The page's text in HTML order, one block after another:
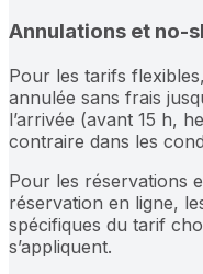
Annulations et no-
Pour les tarifs
annulée sans frais
l’arrivée (avant 15 h,
contraire dans les
Pour les réservations
réservation en ligne,
spécifiques du tarif
s’appliquent.